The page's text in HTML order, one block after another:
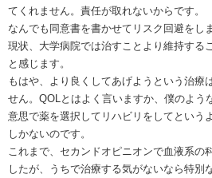
てくれません。責任が取れないからです。
なんでも同意書を書かせてリスク回避をしま
現状、大学病院では治すことより維持する
と感じます。
もはや、より良くしてあげようという治療
せん。QOLとはよく言いますか、僕のよう
意思で薬を選択してリハビリをしてという
しかないのです。
これまで、セカンドオピニオンで血液系の
したが、うちで治療する気がないなら特別